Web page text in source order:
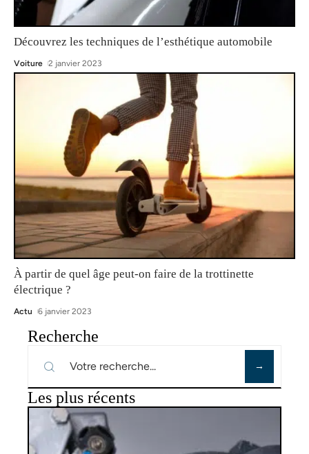
Découvrez les techniques de l’esthétique automobile
Voiture 2 janvier 2023
À partir de quel âge peut-on faire de la trottinette
électrique ?
Actu 6 janvier 2023
Recherche
Les plus récents